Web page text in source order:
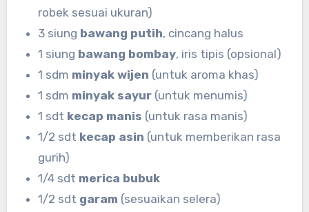
robek sesuai ukuran)
3 siung bawang putih, cincang halus
1 siung bawang bombay, iris tipis (opsional)
1 sdm minyak wijen (untuk aroma khas)
1 sdm minyak sayur (untuk menumis)
1 sdt kecap manis (untuk rasa manis)
1/2 sdt kecap asin (untuk memberikan rasa
gurih)
1/4 sdt merica bubuk
1/2 sdt garam (sesuaikan selera)